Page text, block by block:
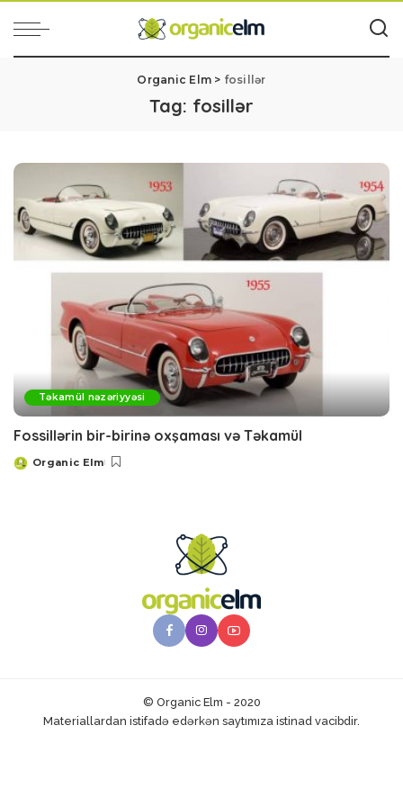
Organic Elm> fosillər
Tag: fosillər
Təkamül nəzəriyyəsi
Fossillərin bir-birinə oxşaması və Təkamül
Posted
Organic Elm
© Organic Elm - 2020
Materiallardan istifadə edərkən saytımıza istinad vacibdir.